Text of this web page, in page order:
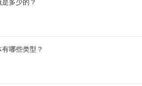
多少的？
哪些类型？